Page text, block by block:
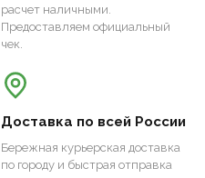
расчет наличными.
Предоставляем официальный
чек.
Доставка по всей России
Бережная курьерская доставка
по городу и быстрая отправка